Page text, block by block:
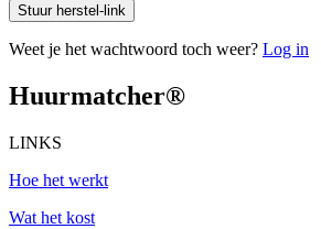
Stuur herstel-link
Weet je het wachtwoord toch weer? Log in
Huurmatcher®
LINKS
Hoe het werkt
Wat het kost